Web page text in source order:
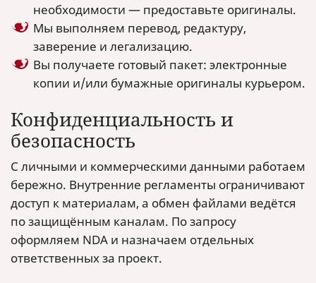
необходимости — предоставьте оригиналы.
Мы выполняем перевод, редактуру,
заверение и легализацию.
Вы получаете готовый пакет: электронные
копии и/или бумажные оригиналы курьером.
Конфиденциальность и
безопасность
С личными и коммерческими данными работаем
бережно. Внутренние регламенты ограничивают
доступ к материалам, а обмен файлами ведётся
по защищённым каналам. По запросу
оформляем NDA и назначаем отдельных
ответственных за проект.